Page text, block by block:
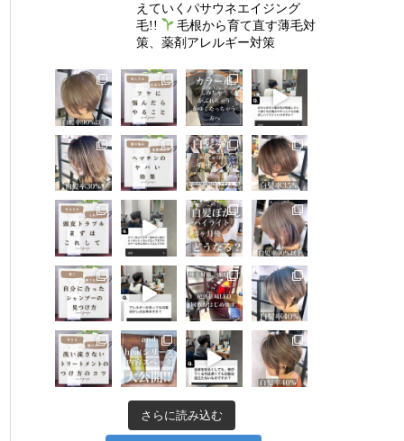
えていくパサウネエイジング
毛!!
毛根から育て直す薄毛対
策、薬剤アレルギー対策
さらに読み込む